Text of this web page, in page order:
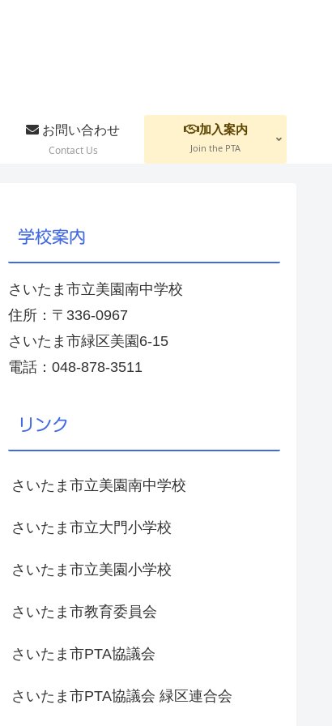
お問い合わせ
Contact Us
加入案内
Join the PTA
学校案内
さいたま市立美園南中学校
住所：〒336-0967
さいたま市緑区美園6-15
電話：048-878-3511
リンク
さいたま市立美園南中学校
さいたま市立大門小学校
さいたま市立美園小学校
さいたま市教育委員会
さいたま市PTA協議会
さいたま市PTA協議会 緑区連合会